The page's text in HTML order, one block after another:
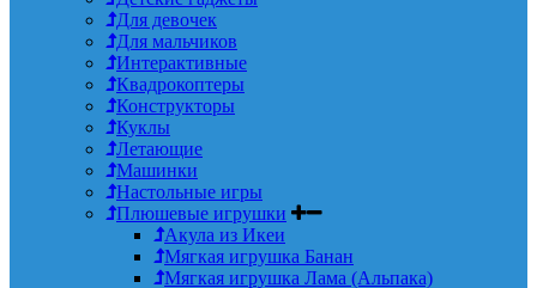
Для девочек
Для мальчиков
Интерактивные
Квадрокоптеры
Конструкторы
Куклы
Летающие
Машинки
Настольные игры
Плюшевые игрушки
Акула из Икеи
Мягкая игрушка Банан
Мягкая игрушка Лама (Альпака)